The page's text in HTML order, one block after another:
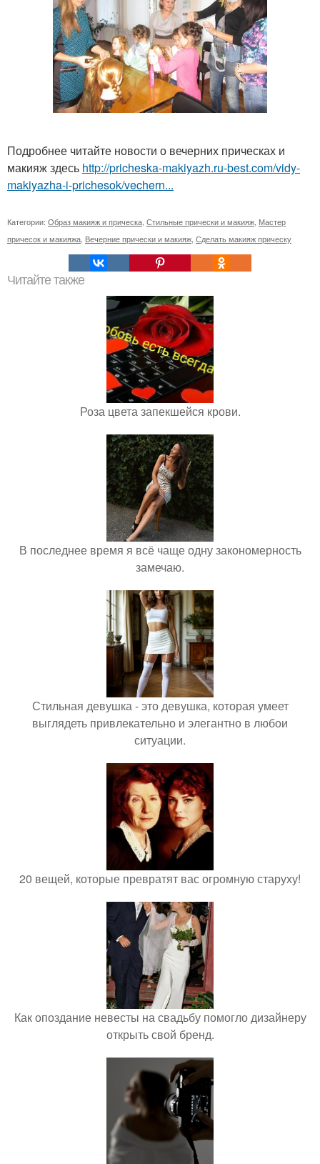
Подробнее читайте новости о вечерних прическах и
макияж здесь http://pricheska-makiyazh.ru-best.com/vidy-
makiyazha-i-prichesok/vechern...
Категории: Образ макияж и прическа Стильные прически и макияж Мастер
причесок и макияжа Вечерние прически и макияж Сделать макияж прическу
Читайте также
Роза цвета запекшейся крови.
В последнее время я всё чаще одну закономерность
замечаю.
Стильная девушка - это девушка, которая умеет
выглядеть привлекательно и элегантно в любои
ситуации.
20 вещей, которые превратят вас огромную старуху!
Как опоздание невесты на свадьбу помогло дизайнеру
открыть свой бренд.